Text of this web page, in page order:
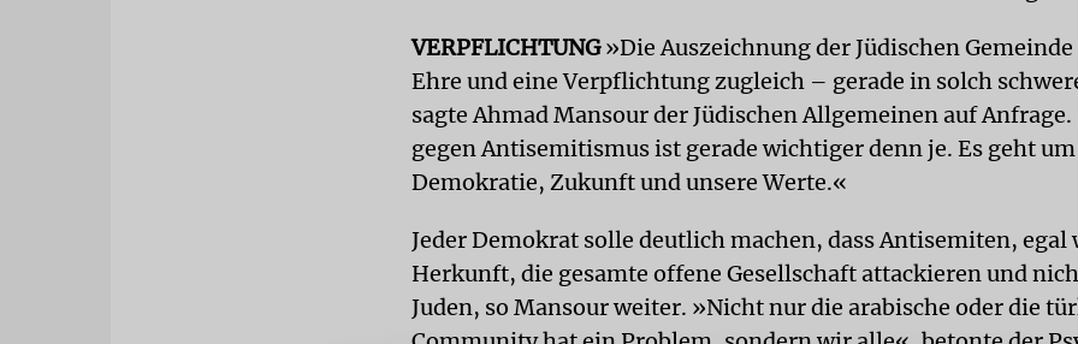
VERPFLICHTUNG»Die Auszeichnung der Jüdischen
Ehre und eine Verpflichtung zugleich – gerade in solch
sagte Ahmad Mansour der Jüdischen Allgemeinen auf
gegen Antisemitismus ist gerade wichtiger denn je. Es geht
Demokratie, Zukunft und unsere Werte.«
Jeder Demokrat solle deutlich machen, dass Antisemiten, egal
Herkunft, die gesamte offene Gesellschaft attackieren und
Juden, so Mansour weiter. »Nicht nur die arabische oder die